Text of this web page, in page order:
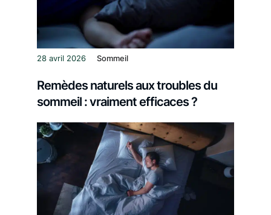
28 avril 2026 Sommeil
Remèdes naturels aux troubles du
sommeil : vraiment efficaces ?